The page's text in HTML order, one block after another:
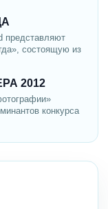
представляют
состоящую из
2012
конкурса